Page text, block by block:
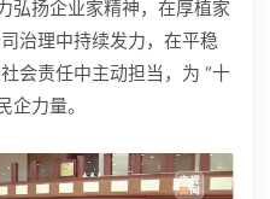
弘扬企业家精神，在厚植家
治理中持续发力，在平稳
会责任中主动担当，为 “十
企力量。